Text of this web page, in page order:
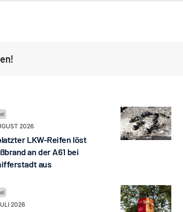
2026
LKW-Reifen löst
an der A61 bei
aus
2026